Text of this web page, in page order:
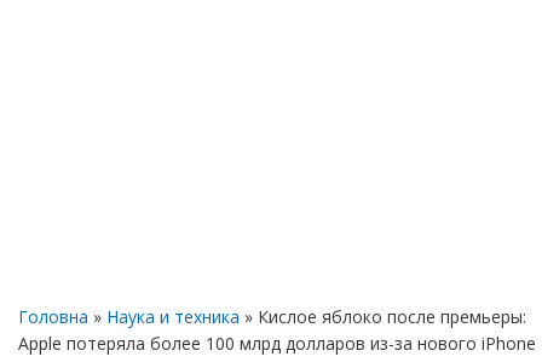
Головна » Наука и техника » Кислое яблоко после премьеры:
Apple потеряла более 100 млрд долларов из-за нового iPhone